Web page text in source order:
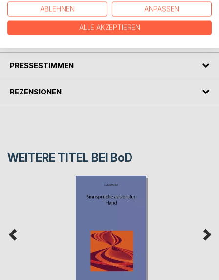
und Lebenswonne zu verströmen.
PRESSESTIMMEN
REZENSIONEN
WEITERE TITEL BEI BoD
ABLEHNEN ANPASSEN
ALLE AKZEPTIEREN